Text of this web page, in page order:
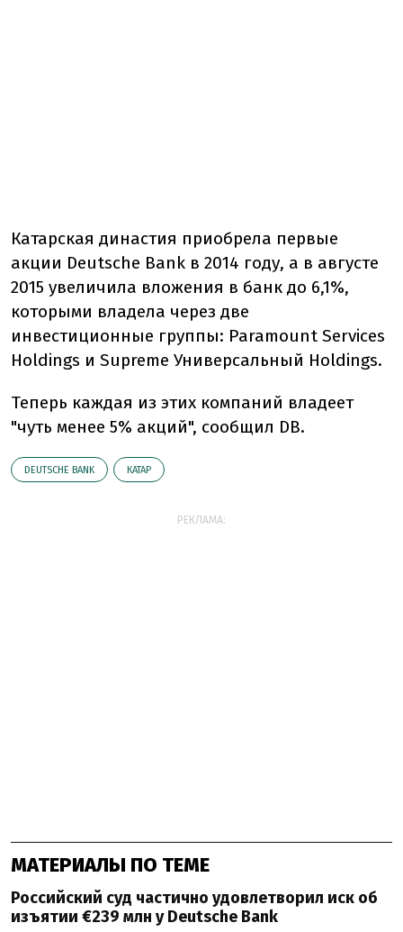
Катарская династия приобрела первые
акции Deutsche Bank в 2014 году, а в августе
2015 увеличила вложения в банк до 6,1%,
которыми владела через две
инвестиционные группы: Paramount Services
Holdings и Supreme Универсальный Holdings.
Теперь каждая из этих компаний владеет
"чуть менее 5% акций", сообщил DB.
DEUTSCHE BANK КАТАР
РЕКЛАМА:
МАТЕРИАЛЫ ПО ТЕМЕ
Российский суд частично удовлетворил иск об
изъятии €239 млн у Deutsche Bank